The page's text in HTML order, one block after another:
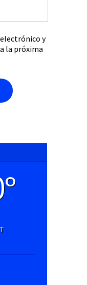
y
la próxima